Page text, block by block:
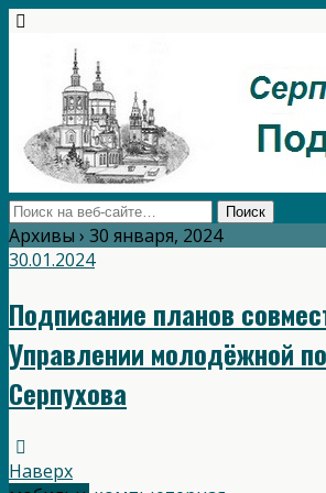
Архивы › 30 января, 2024
30.01.2024
Подписание планов
Управлении молодёжной
Серпухова
Наверх